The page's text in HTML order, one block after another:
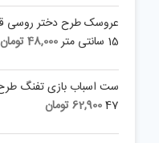
15 سانتی متر
48,000تومان
47
62,900تومان